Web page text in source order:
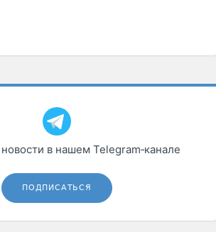
в нашем Telegram‑канале
ПОДПИСАТЬСЯ